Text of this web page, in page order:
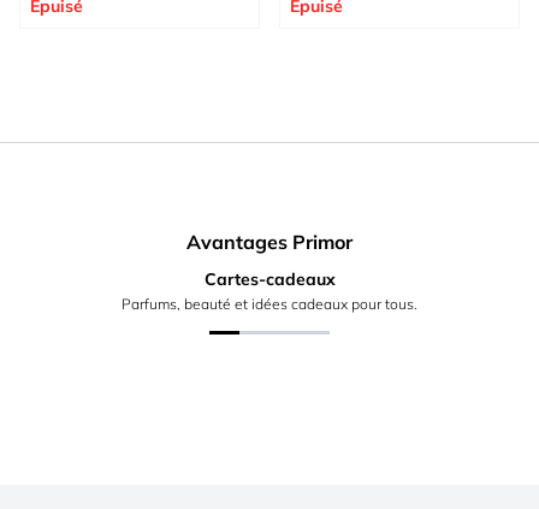
Épuisé Épuisé
Avantages Primor
Cartes-cadeaux
Parfums, beauté et idées cadeaux pour tous.